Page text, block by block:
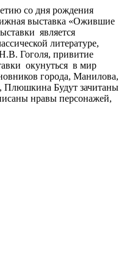
со дня рождения
выставка «Ожившие
является
литературе,
Гоголя, привитие
окунуться в мир
города, Манилова,
Плюшкина Будут зачитаны
нравы персонажей,